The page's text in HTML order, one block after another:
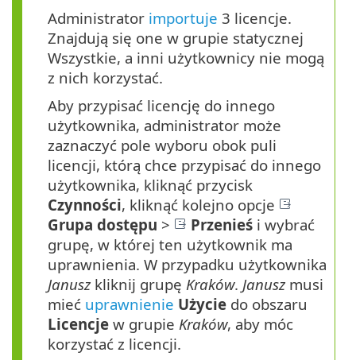
Administrator importuje 3 licencje.
Znajdują się one w grupie statycznej
Wszystkie, a inni użytkownicy nie mogą
z nich korzystać.
Aby przypisać licencję do innego
użytkownika, administrator może
zaznaczyć pole wyboru obok puli
licencji, którą chce przypisać do innego
użytkownika, kliknąć przycisk
Czynności, kliknąć kolejno opcje
Grupa dostępu > Przenieś i wybrać
grupę, w której ten użytkownik ma
uprawnienia. W przypadku użytkownika
Janusz kliknij grupę Kraków. Janusz musi
mieć uprawnienie Użycie do obszaru
Licencje w grupie Kraków, aby móc
korzystać z licencji.